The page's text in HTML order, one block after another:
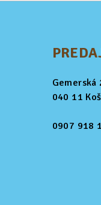
Gemerská
040 11
0907 918